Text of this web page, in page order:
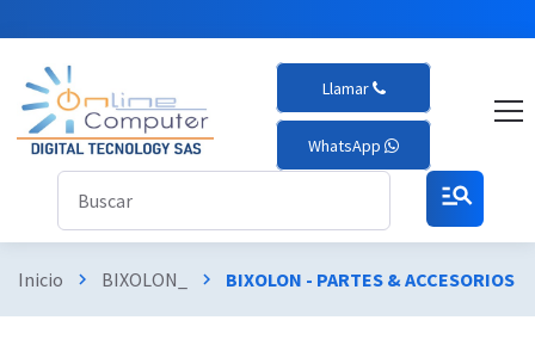
Llamar
WhatsApp
manage_search
Inicio chevron_right BIXOLON_ chevron_right BIXOLON - PARTES & ACCESORIOS